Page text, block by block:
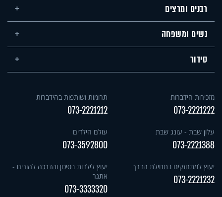
רבנים ומרצים
נשים ומשפחה
סידור
מזכירות הידברות
073-2221222
תרומות ושותפות בהידברות
073-2221212
עלון שבת - עונג שבת
073-2221388
עולם הילדים
073-3592800
יעוץ למתחזקים בתחילת הדרך
073-2221232
יעוץ לילדות בסיכון והדרכה להורים -
אתגר
073-3333320